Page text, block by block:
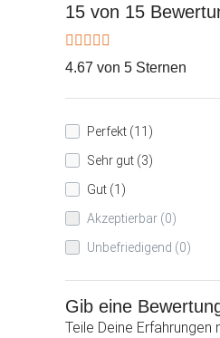
15 von 15
4.67 von 5 Sternen
Perfekt (11)
Sehr gut (3)
Gut (1)
Akzeptierbar (0)
Unbefriedigend (0)
Gib eine
Teile Deine Erfahrungen